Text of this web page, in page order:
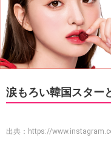
涙もろい韓国スター
出典： https://